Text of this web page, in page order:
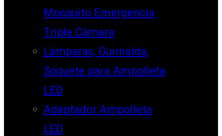
Mosquito Emergencia
Triple Cámara
Lámparas, Guirnalda,
Soquete para Ampolleta
LED
Adaptador Ampolleta
LED